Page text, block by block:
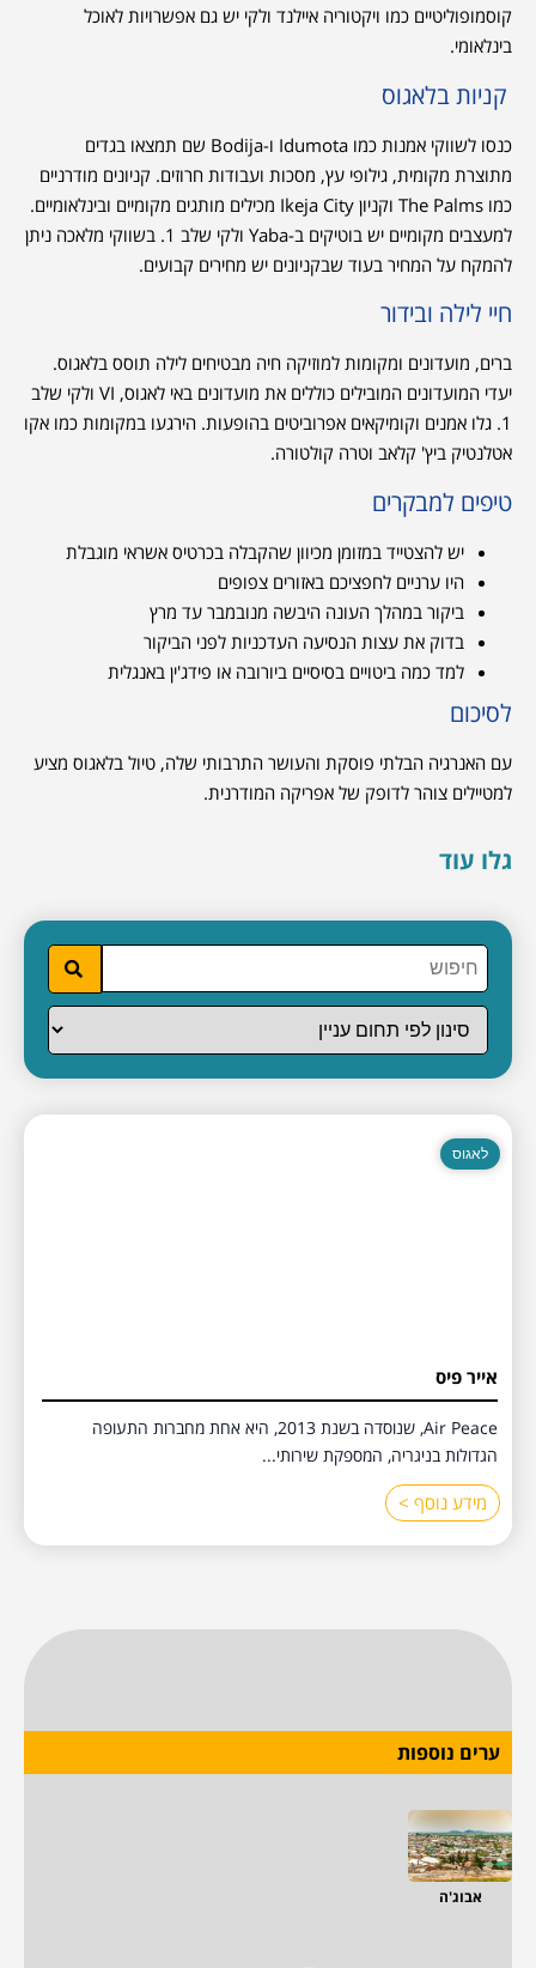
קוסמופוליטיים כמו ויקטוריה איילנד ולקי יש גם אפשרויות לאוכל
בינלאומי.
קניות בלאגוס
כנסו לשווקי אמנות כמו Idumota ו-Bodija שם תמצאו בגדים
מתוצרת מקומית, גילופי עץ, מסכות ועבודות חרוזים. קניונים מודרניים
כמו The Palms וקניון Ikeja City מכילים מותגים מקומיים ובינלאומיים.
למעצבים מקומיים יש בוטיקים ב-Yaba ולקי שלב 1. בשווקי מלאכה ניתן
להמקח על המחיר בעוד שבקניונים יש מחירים קבועים.
חיי לילה ובידור
ברים, מועדונים ומקומות למוזיקה חיה מבטיחים לילה תוסס בלאגוס.
יעדי המועדונים המובילים כוללים את מועדונים באי לאגוס, VI ולקי שלב
1. גלו אמנים וקומיקאים אפרוביטים בהופעות. הירגעו במקומות כמו אקו
אטלנטיק ביץ' קלאב וטרה קולטורה.
טיפים למבקרים
יש להצטייד במזומן מכיוון שהקבלה בכרטיס אשראי מוגבלת
היו ערניים לחפציכם באזורים צפופים
ביקור במהלך העונה היבשה מנובמבר עד מרץ
בדוק את עצות הנסיעה העדכניות לפני הביקור
למד כמה ביטויים בסיסיים ביורובה או פידג'ין באנגלית
לסיכום
עם האנרגיה הבלתי פוסקת והעושר התרבותי שלה, טיול בלאגוס מציע
למטיילים צוהר לדופק של אפריקה המודרנית.
גלו עוד
לאגוס
אייר פיס
Air Peace, שנוסדה בשנת 2013, היא אחת מחברות התעופה
הגדולות בניגריה, המספקת שירותי...
מידע נוסף >
ערים נוספות
אבוג'ה